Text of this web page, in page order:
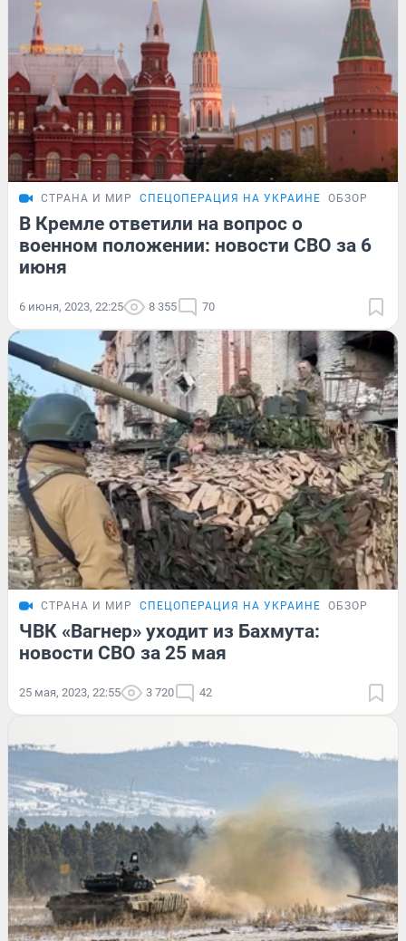
СТРАНА И МИР СПЕЦОПЕРАЦИЯ НА УКРАИНЕ ОБЗОР
В Кремле ответили на вопрос о
военном положении: новости СВО за 6
июня
6 июня, 2023, 22:25 8 355 70
СТРАНА И МИР СПЕЦОПЕРАЦИЯ НА УКРАИНЕ ОБЗОР
ЧВК «Вагнер» уходит из Бахмута:
новости СВО за 25 мая
25 мая, 2023, 22:55 3 720 42